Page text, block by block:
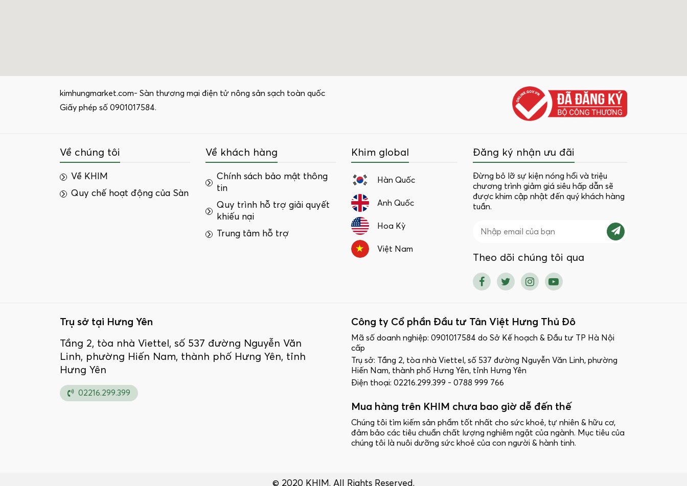
kimhungmarket.com- Sàn thương mại điện tử nông sản sạch toàn quốc
Giấy phép số 0901017584.
Đăng ký nhận ưu đãi
Đừng bỏ lỡ sự kiện nóng hổi và triệu
chương trình giảm giá siêu hấp dẫn sẽ
được khim cập nhật đến quý khách hàng
tuần.
Theo dõi chúng tôi qua
Khim global
Hàn Quốc
Anh Quốc
Hoa Kỳ
Việt Nam
Về chúng tôi
Về KHIM
Quy chế hoạt động của Sàn
Về khách hàng
Chính sách bảo mật thông
tin
Quy trình hỗ trợ giải quyết
khiếu nại
Trung tâm hỗ trợ
Trụ sở tại Hưng Yên
Tầng 2, tòa nhà Viettel, số 537 đường Nguyễn Văn
Linh, phường Hiến Nam, thành phố Hưng Yên, tỉnh
Hưng Yên
02216.299.399
Công ty Cổ phần Đầu tư Tân Việt Hưng Thủ Đô
Mã số doanh nghiệp: 0901017584 do Sở Kế hoạch & Đầu tư TP Hà Nội
cấp
Trụ sở: Tầng 2, tòa nhà Viettel, số 537 đường Nguyễn Văn Linh, phường
Hiến Nam, thành phố Hưng Yên, tỉnh Hưng Yên
Điện thoại: 02216.299.399 - 0788 999 766
Mua hàng trên KHIM chưa bao giờ dễ đến thế
Chúng tôi tìm kiếm sản phẩm tốt nhất cho sức khoẻ, tự nhiên & hữu cơ,
đảm bảo các tiêu chuẩn chất lượng nghiêm ngặt của ngành. Mục tiêu của
chúng tôi là nuôi dưỡng sức khoẻ của con người & hành tinh.
© 2020 KHIM. All Rights Reserved.